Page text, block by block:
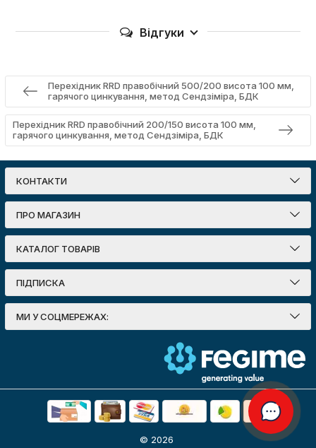
Відгуки
Перехідник RRD правобічний 500/200 висота 100 мм,
гарячого цинкування, метод Сендзіміра, БДК
Перехідник RRD правобічний 200/150 висота 100 мм,
гарячого цинкування, метод Сендзіміра, БДК
КОНТАКТИ
ПРО МАГАЗИН
КАТАЛОГ ТОВАРІВ
ПІДПИСКА
МИ У СОЦМЕРЕЖАХ:
© 2026